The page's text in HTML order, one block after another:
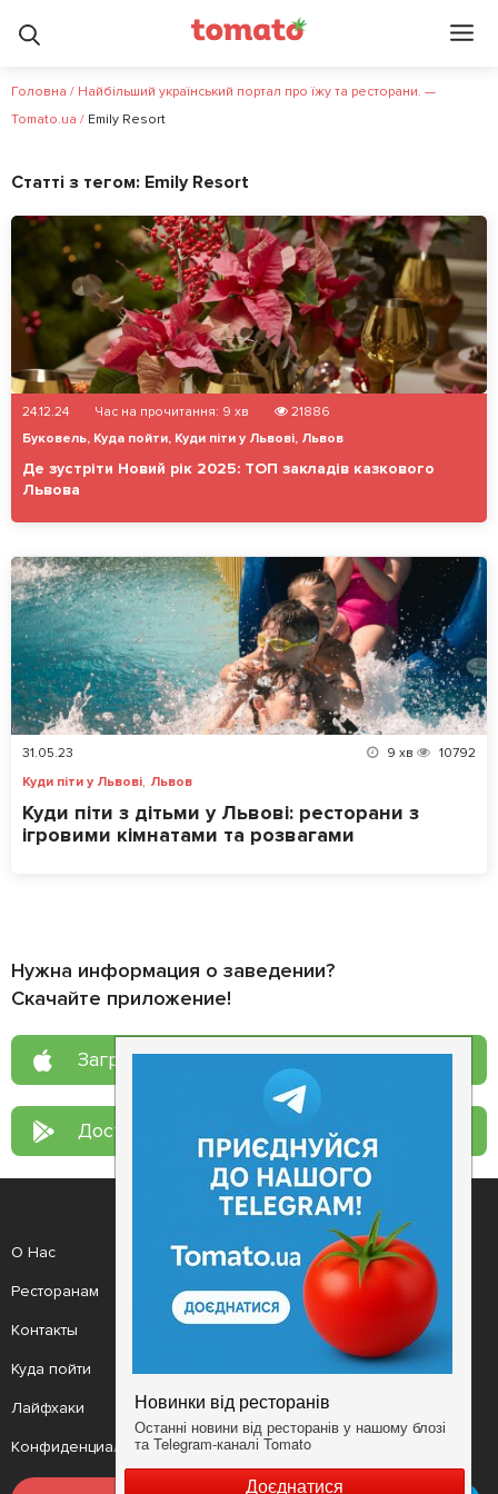
Головна / Найбільший український портал про їжу та ресторани. —
Tomato.ua / Emily Resort
Статті з тегом: Emily Resort
24.12.24 Час на прочитання: 9 хв
21886
Буковель, Куда пойти, Куди піти у Львові, Львов
Де зустріти Новий рік 2025: ТОП закладів казкового
Львова
31.05.23 9 хв
10792
Куди піти у Львові, Львов
Куди піти з дітьми у Львові: ресторани з
ігровими кімнатами та розвагами
Нужна информация о заведении?
Скачайте приложение!
Загрузите в App Store
Доступно в Google Play
О Нас
Ресторанам
Контакты
Куда пойти
Лайфхаки
Конфиденциальность
Рецепт дня
Новости
Анонсы
Мобильное приложение
Условия